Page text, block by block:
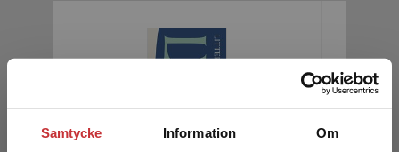
Samtycke Information Om